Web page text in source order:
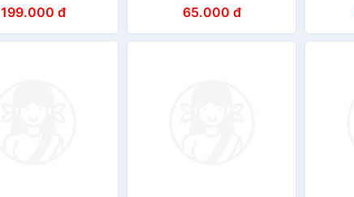
Nhiên,100ml
199.000 đ 65.000 đ